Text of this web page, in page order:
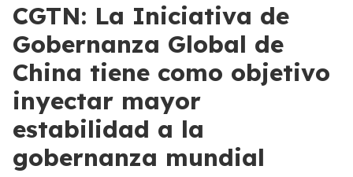
CGTN: La Iniciativa de
Gobernanza Global de
China tiene como objetivo
inyectar mayor
estabilidad a la
gobernanza mundial